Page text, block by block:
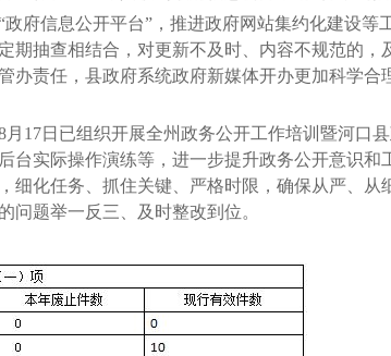
信息公开平台”，推进政府网站集约化建设等
抽查相结合，对更新不及时、内容不规范的，
责任，县政府系统政府新媒体开办更加科学合
日已组织开展全州政务公开工作培训暨河口
实际操作演练等，进一步提升政务公开意识和
细化任务、抓住关键、严格时限，确保从严、从
问题举一反三、及时整改到位。